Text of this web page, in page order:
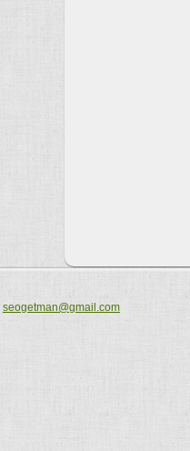
seogetman@gmail.com